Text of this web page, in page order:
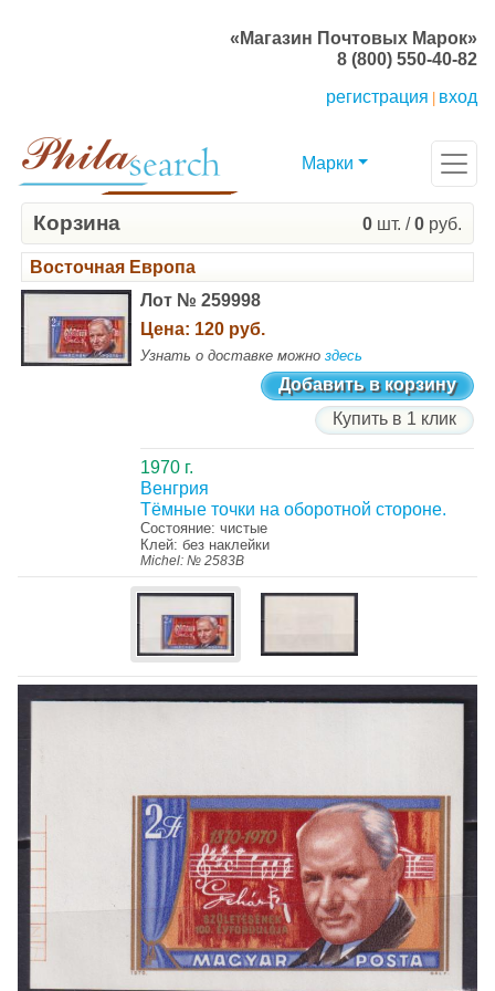
«Магазин Почтовых Марок»
8 (800) 550-40-82
регистрация
вход
Марки
Корзина 0 шт. /0 руб.
Восточная Европа
Лот № 259998
Цена: 120 руб.
Узнать о доставке можно здесь
Добавить в корзину
Купить в 1 клик
1970 г.
Венгрия
Тёмные точки на оборотной стороне.
Состояние: чистые
Клей: без наклейки
Michel: № 2583B